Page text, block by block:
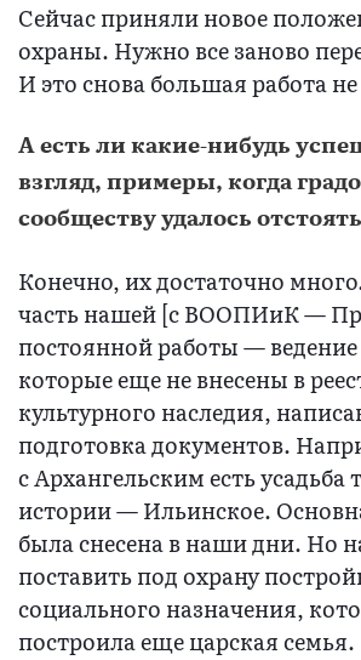
Сейчас приняли новое
охраны. Нужно все заново
И это снова большая работа
А есть ли какие-нибудь
взгляд, примеры, когда
сообществу удалось
Конечно, их достаточно
часть нашей [с ВООПИиК —
постоянной работы — ведение
которые еще не внесены в
культурного наследия,
подготовка документов.
с Архангельским есть усадьба
истории — Ильинское.
была снесена в наши дни. Но
поставить под охрану
социального назначения,
построила еще царская семья.